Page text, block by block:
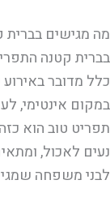
מה מגישים בברית
בברית קטנה
במקום אינטימי,
תפריט טוב הוא
נעים לאכול,
לבני משפחה